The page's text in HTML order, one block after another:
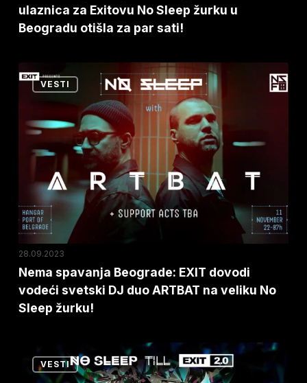
Sleep
žurku
Beogradu
otišla
par
sati!
ulaznica za Exitovu No Sleep žurku u
Beogradu otišla za par sati!
Nema
spavanja
EXIT
dovodi
svetski
DJ
duo
ARTBAT
na
veliku
No
VESTI
28.09.2023
Nema spavanja Beograde: EXIT dovodi
vodeći svetski DJ duo ARTBAT na veliku No
Sleep žurku!
SLEEP:
VESTI